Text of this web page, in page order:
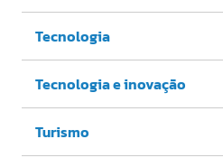
Tecnologia
Tecnologia e inovação
Turismo